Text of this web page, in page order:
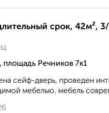
срок, 42м²,
Речников 7к1
сейф-дверь, проведен
мебелью, мебель